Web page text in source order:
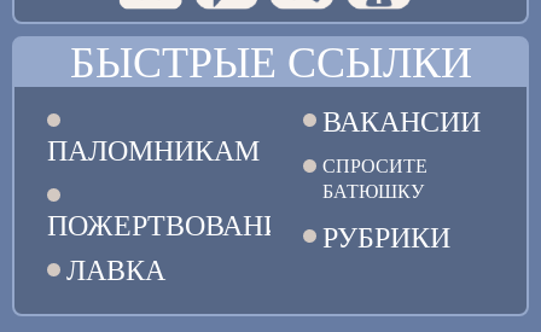
БЫСТРЫЕ ССЫЛКИ
ПАЛОМНИКАМ
ПОЖЕРТВОВАНИЯ
ЛАВКА
ВАКАНСИИ
СПРОСИТЕ
БАТЮШКУ
РУБРИКИ